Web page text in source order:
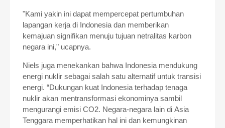
"Kami yakin ini dapat mempercepat pertumbuhan
lapangan kerja di Indonesia dan memberikan
kemajuan signifikan menuju tujuan netralitas karbon
negara ini," ucapnya.
Niels juga menekankan bahwa Indonesia mendukung
energi nuklir sebagai salah satu alternatif untuk transisi
energi. “Dukungan kuat Indonesia terhadap tenaga
nuklir akan mentransformasi ekonominya sambil
mengurangi emisi CO2. Negara-negara lain di Asia
Tenggara memperhatikan hal ini dan kemungkinan